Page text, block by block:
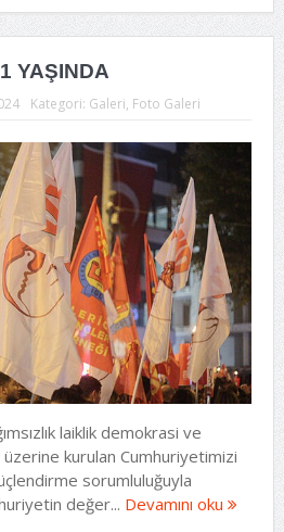
YAŞINDA
Kategori: Galeri, Foto Galeri
laiklik demokrasi ve
kurulan Cumhuriyetimizi
sorumluluğuyla
değer... Devamını oku